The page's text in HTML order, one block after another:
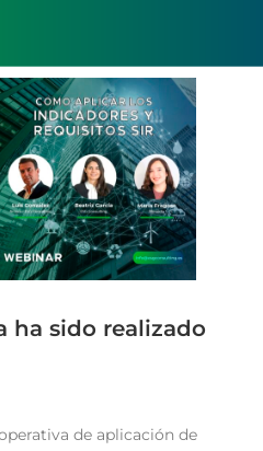
ha sido realizado
operativa de aplicación de